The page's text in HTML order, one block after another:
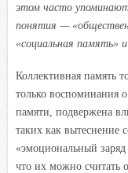
этом часто
понятия —
«социальная память» и
Коллективная память
только воспоминания
памяти, подвержена
таких как вытеснение
«эмоциональный
что их можно считать